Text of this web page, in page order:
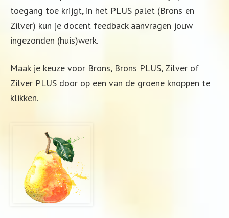
toegang toe krijgt, in het PLUS palet (Brons en
Zilver) kun je docent feedback aanvragen jouw
ingezonden (huis)werk.
Maak je keuze voor Brons, Brons PLUS, Zilver of
Zilver PLUS door op een van de groene knoppen te
klikken.